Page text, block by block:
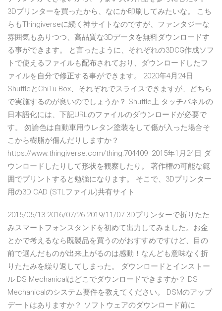
3Dプリンターを買ったから、なにか印刷してみたいな。 こち
らもThingiverseに続く神サイトなのですが、ファンタジーな
雰囲気もありつつ、高品質な3Dデータを無料ダウンロードす
る事ができます。 と言ったように、それぞれの3DCG作成ソフ
トで使えるファイルも配布されており、ダウンロードしたフ
ァイルを自分で修正する事ができます。 2020年4月24日
ShuffleとChiTu Box、それぞれでスライスできますが、どちら
で実施するのが良いのでしょうか？ Shuffle上 タッチパネルの
日本語化には、下記URLのファイルのダウンロードが必要で
す。 勿論色は自動車用ウレタン塗装をして傷が入った場合そ
こから樹脂が傷んだりしますか？
https://www.thingiverse.com/thing:704409 2015年1月24日 ダ
ウンロードしたりして形状を観察したり。 著作権の可能な範
囲でプリントすると勉強になります。 そこで、3Dプリンター
用の3D CAD (STLファイル)共有サイト
2015/05/13 2016/07/26 2019/11/07 3Dプリンターで折りたた
みスマートフォンスタンドを初めて出力してみました。お金
とかで考えるなら既製品を買うのがおすすめですけど、目の
前で選んだものが出来上がるのは感動！なんども意味なく折
りたたみを繰り返してしまった。 ダウンロードとインストー
ル DS Mechanicalはどこでダウンロードできますか？ DS
Mechanicalのシステム要件を教えてください。 DSMのアップ
デートはありますか？ ソフトウェアのダウンロード前に